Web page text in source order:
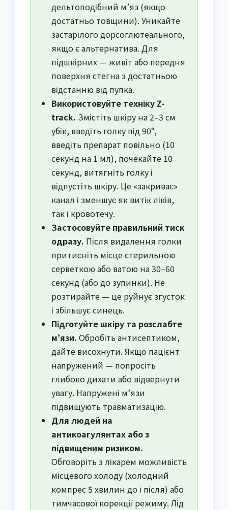
дельтоподібний м’яз (якщо
достатньо товщини). Уникайте
застарілого дорсоглютеального,
якщо є альтернатива. Для
підшкірних — живіт або передня
поверхня стегна з достатньою
відстанню від пупка.
Використовуйте техніку Z-
track. Змістіть шкіру на 2–3 см
убік, введіть голку під 90°,
введіть препарат повільно (10
секунд на 1 мл), почекайте 10
секунд, витягніть голку і
відпустіть шкіру. Це «закриває»
канал і зменшує як витік ліків,
так і кровотечу.
Застосовуйте правильний тиск
одразу. Після видалення голки
притисніть місце стерильною
серветкою або ватою на 30–60
секунд (або до зупинки). Не
розтирайте — це руйнує згусток
і збільшує синець.
Підготуйте шкіру та розслабте
м’язи. Обробіть антисептиком,
дайте висохнути. Якщо пацієнт
напружений — попросіть
глибоко дихати або відвернути
увагу. Напружені м’язи
підвищують травматизацію.
Для людей на
антикоагулянтах або з
підвищеним ризиком.
Обговоріть з лікарем можливість
місцевого холоду (холодний
компрес 5 хвилин до і після) або
тимчасової корекції режиму. Лід